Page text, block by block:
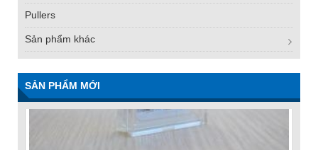
Pullers
Sản phẩm khác
SẢN PHẨM MỚI